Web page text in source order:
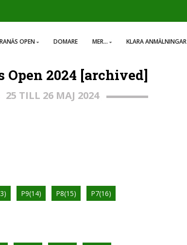
OPEN DOMARE MER... KLARA ANMÄLNINGAR
Open 2024 [archived]
25 TILL 26 MAJ 2024
P9(14) P8(15) P7(16)